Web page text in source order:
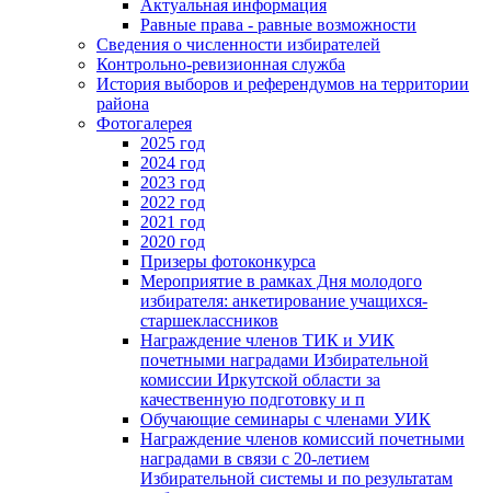
Актуальная информация
Равные права - равные возможности
Сведения о численности избирателей
Контрольно-ревизионная служба
История выборов и референдумов на территории
района
Фотогалерея
2025 год
2024 год
2023 год
2022 год
2021 год
2020 год
Призеры фотоконкурса
Мероприятие в рамках Дня молодого
избирателя: анкетирование учащихся-
старшеклассников
Награждение членов ТИК и УИК
почетными наградами Избирательной
комиссии Иркутской области за
качественную подготовку и п
Обучающие семинары с членами УИК
Награждение членов комиссий почетными
наградами в связи с 20-летием
Избирательной системы и по результатам